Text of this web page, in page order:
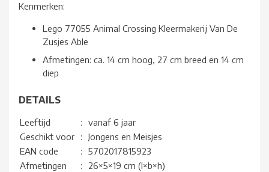
Kenmerken:
Lego 77055 Animal Crossing Kleermakerij Van De
Zusjes Able
Afmetingen: ca. 14 cm hoog, 27 cm breed en 14 cm
diep
DETAILS
Leeftijd :
vanaf 6 jaar
Geschikt voor
:
Jongens en Meisjes
EAN code
:
5702017815923
Afmetingen
:
26×5×19 cm (l×b×h)